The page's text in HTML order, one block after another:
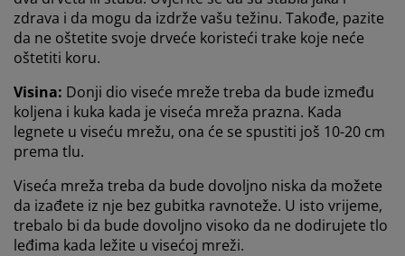
zdrava i da mogu da izdrže vašu težinu. Takođe, pazite
da ne oštetite svoje drveće koristeći trake koje neće
oštetiti koru.
Visina: Donji dio viseće mreže treba da bude između
koljena i kuka kada je viseća mreža prazna. Kada
legnete u viseću mrežu, ona će se spustiti još 10-20 cm
prema tlu.
Viseća mreža treba da bude dovoljno niska da možete
da izađete iz nje bez gubitka ravnoteže. U isto vrijeme,
trebalo bi da bude dovoljno visoko da ne dodirujete tlo
leđima kada ležite u visećoj mreži.